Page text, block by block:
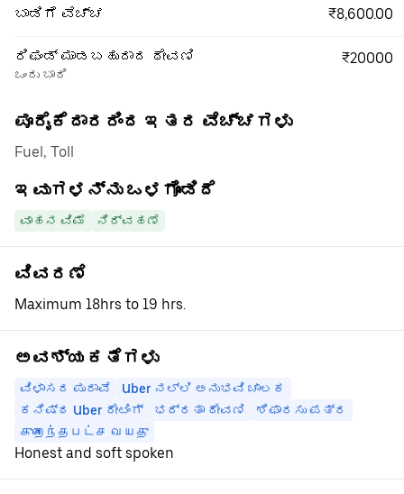
ಬಾಡಿಗೆ ವೆಚ್ಚ ₹8,600.00
ರಿಫಂಡ್ ಮಾಡಬಹುದಾದ ಠೇವಣಿ
ಒಂದು ಬಾರಿ
₹20000
ಪೂರೈಕೆದಾರರಿಂದ ಇತರ ವೆಚ್ಚಗಳು
Fuel, Toll
ಇವುಗಳನ್ನು ಒಳಗೊಂಡಿದೆ
ವಾಹನ ವಿಮೆ ನಿರ್ವಹಣೆ
ವಿವರಣೆ
Maximum 18hrs to 19 hrs.
ಅವಶ್ಯಕತೆಗಳು
ವಿಳಾಸದ ಪುರಾವೆ
Uber ನಲ್ಲಿ ಅನುಭವಿ ಚಾಲಕ
ಕನಿಷ್ಠ Uber ರೇಟಿಂಗ್
ಭದ್ರತಾ ಠೇವಣಿ
ಶಿಫಾರಸು ಪತ್ರ
குறைந்தபட்ச வயது
Honest and soft spoken